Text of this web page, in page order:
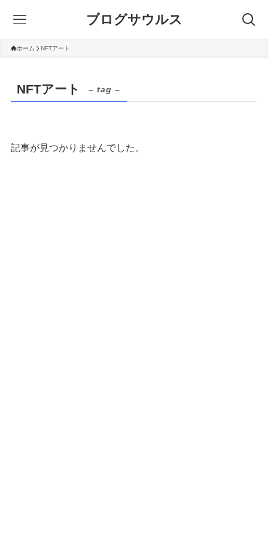
ブログサウルス
ホーム NFTアート
NFTアート – tag –
記事が見つかりませんでした。